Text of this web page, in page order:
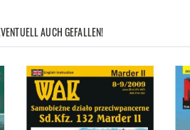
AUCH GEFALLEN!